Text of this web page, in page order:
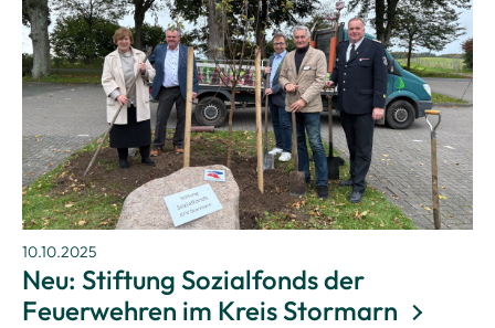
10.10.2025
Neu: Stiftung Sozialfonds der
Feuerwehren im Kreis Stormarn